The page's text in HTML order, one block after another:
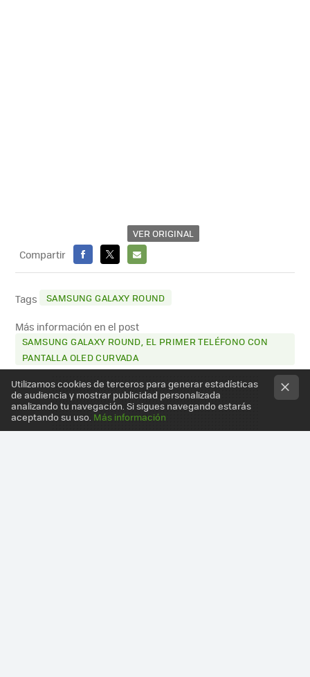
VER ORIGINAL
Compartir
FACEBOOK
X
E-
MAIL
Tags SAMSUNG GALAXY ROUND
Más información en el post
SAMSUNG GALAXY ROUND, EL PRIMER TELÉFONO CON
PANTALLA OLED CURVADA
Utilizamos cookies de terceros para generar estadísticas
de audiencia y mostrar publicidad personalizada
analizando tu navegación. Si sigues navegando estarás
aceptando su uso. Más información